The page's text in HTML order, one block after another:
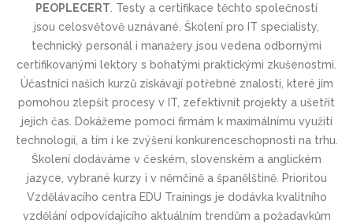
PEOPLECERT Testy a certifikace těchto společností
jsou celosvětově uznávané . Školení pro IT specialisty,
technický personál i manažery jsou vedena odbornými
certifikovanými lektory s bohatými praktickými zkušenostmi.
Účastníci našich kurzů získávají potřebné znalosti, které jím
pomohou zlepšit procesy v IT, zefektivnit projekty a ušetřit
jejich čas. Dokážeme pomoci firmám k maximálnímu využití
technologií, a tím i ke zvýšení konkurenceschop­nosti na trhu.
Školení dodáváme v českém, slovenském a anglickém
jazyce, vybrané kurzy i v němčině a španělštině. Prioritou
Vzdělávacího centra EDU Trainings je dodávka kvalitního
vzdělání odpovídajícího aktuálním trendům a požadavkům